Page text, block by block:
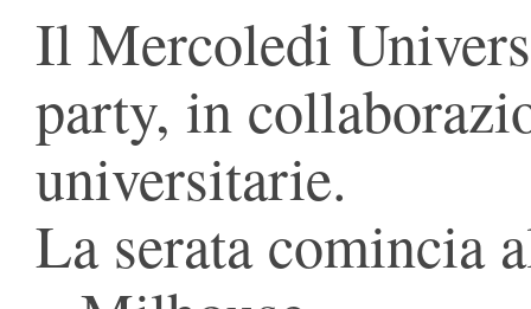
Il Mercoledi
party, in
universitarie.
La serata comincia